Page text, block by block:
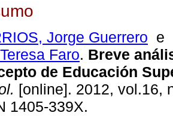
Jorge Guerrero e
Faro. Breve
de Educación
[online]. 2012, vol.16,
1405-339X.